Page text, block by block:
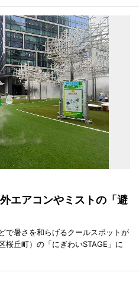
エアコンやミストの「避
で暑さを和らげるクールスポットが
桜丘町）の「にぎわいSTAGE」に